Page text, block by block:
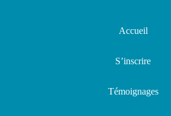
Accueil
S’inscrire
Témoignages